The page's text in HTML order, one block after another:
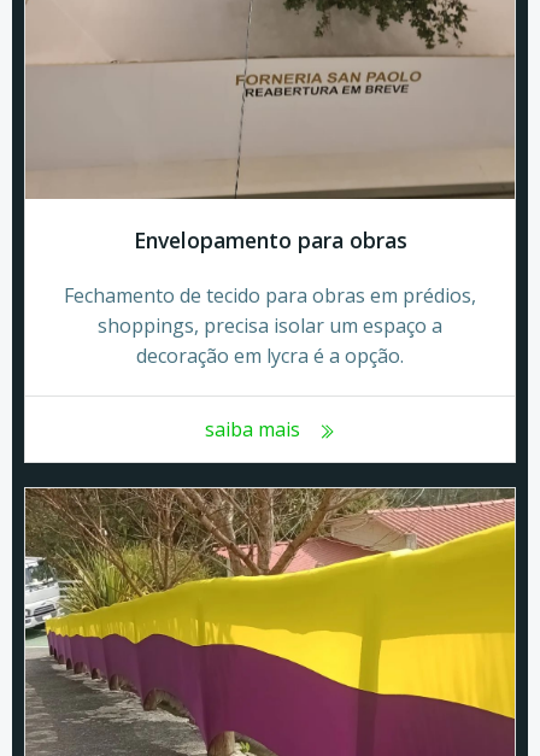
Envelopamento para obras
Fechamento de tecido para obras em prédios,
shoppings, precisa isolar um espaço a
decoração em lycra é a opção.
saiba mais